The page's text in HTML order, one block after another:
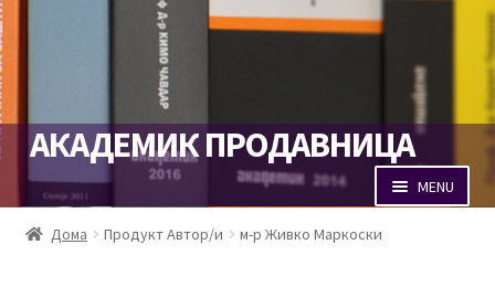
Skip
to
Skip
to
АКАДЕМИК ПРОДАВНИЦА
MENU
Продавница
Дома Продукт Автор/и м-р Живко Маркоски